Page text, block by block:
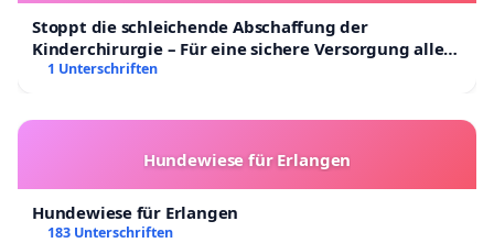
Stoppt die schleichende Abschaffung der
Kinderchirurgie – Für eine sichere Versorgung aller
Kinder in Deutschland
1 Unterschriften
Hundewiese für Erlangen
Hundewiese für Erlangen
183 Unterschriften